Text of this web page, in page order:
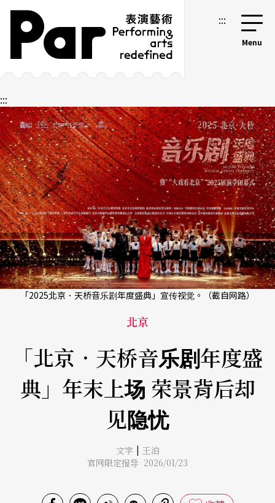
跳到主要内容区块
网站导览 :::
:::
「2025北京．天桥音乐剧年度盛典」宣传视觉。（截自网路）
北京
「北京．天桥音乐剧年度盛
典」年末上场 荣景背后却
见隐忧
文字 | 王泊
官网限定报导 2026/01/23